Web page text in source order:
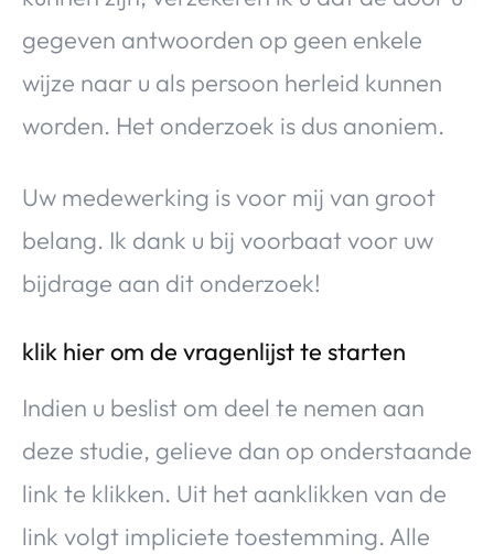
gegeven antwoorden op geen enkele
wijze naar u als persoon herleid kunnen
worden. Het onderzoek is dus anoniem.
Uw medewerking is voor mij van groot
belang. Ik dank u bij voorbaat voor uw
bijdrage aan dit onderzoek!
klik hier om de vragenlijst te starten
Indien u beslist om deel te nemen aan
deze studie, gelieve dan op onderstaande
link te klikken. Uit het aanklikken van de
link volgt impliciete toestemming. Alle